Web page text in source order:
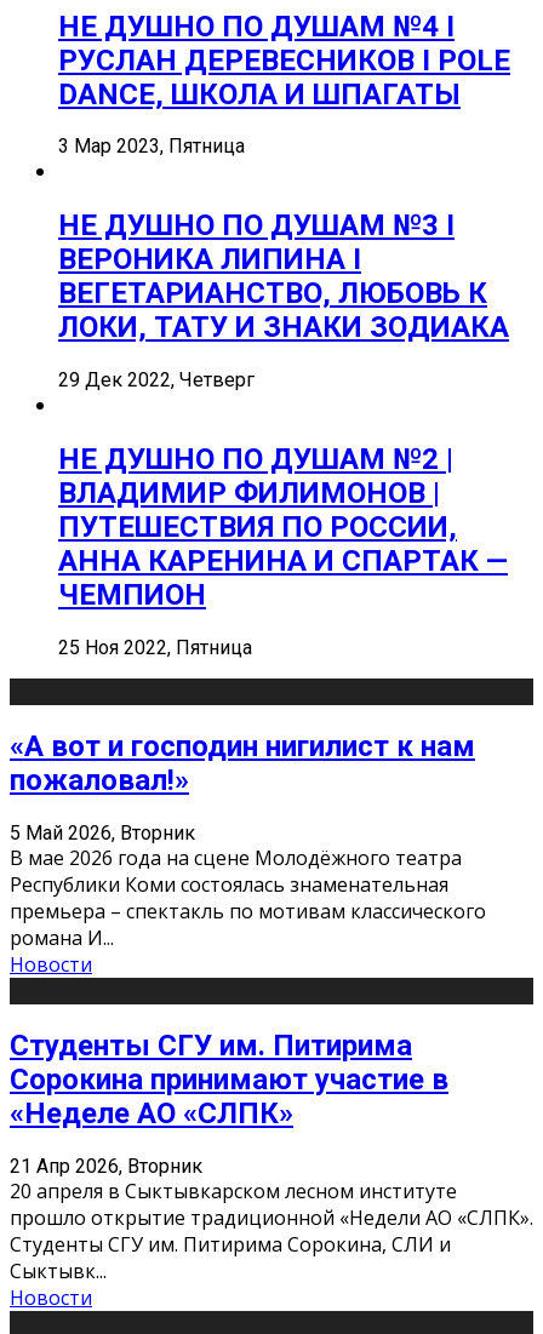
НЕ ДУШНО ПО ДУШАМ №4 I
РУСЛАН ДЕРЕВЕСНИКОВ I POLE
DANCE, ШКОЛА И ШПАГАТЫ
3 Мар 2023, Пятница
НЕ ДУШНО ПО ДУШАМ №3 I
ВЕРОНИКА ЛИПИНА I
ВЕГЕТАРИАНСТВО, ЛЮБОВЬ К
ЛОКИ, ТАТУ И ЗНАКИ ЗОДИАКА
29 Дек 2022, Четверг
НЕ ДУШНО ПО ДУШАМ №2 |
ВЛАДИМИР ФИЛИМОНОВ |
ПУТЕШЕСТВИЯ ПО РОССИИ,
АННА КАРЕНИНА И СПАРТАК —
ЧЕМПИОН
25 Ноя 2022, Пятница
«А вот и господин нигилист к нам
пожаловал!»
5 Май 2026, Вторник
В мае 2026 года на сцене Молодёжного театра
Республики Коми состоялась знаменательная
премьера – спектакль по мотивам классического
романа И...
Новости
Студенты СГУ им. Питирима
Сорокина принимают участие в
«Неделе АО «СЛПК»
21 Апр 2026, Вторник
20 апреля в Сыктывкарском лесном институте
прошло открытие традиционной «Недели АО «СЛПК».
Студенты СГУ им. Питирима Сорокина, СЛИ и
Сыктывк...
Новости